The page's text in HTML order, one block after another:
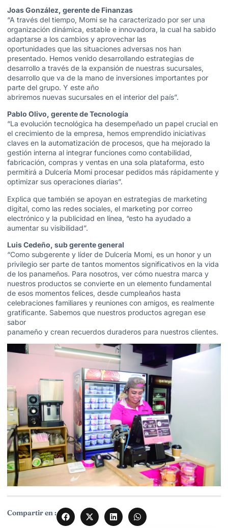
Joas González, gerente de Finanzas
“A través del tiempo, Momi se ha caracterizado por ser una
organización dinámica, estable e innovadora, la cual ha sabido
adaptarse a los cambios y aprovechar las
oportunidades que las situaciones adversas nos han
presentado. Hemos venido desarrollando estrategias de
desarrollo a través de la expansión de nuestras sucursales,
desarrollo que va de la mano de inversiones importantes por
parte del grupo. Y este año
abriremos nuevas sucursales en el interior del país”.
Pablo Olivo, gerente de Tecnología
“La evolución tecnológica ha desempeñado un papel crucial en
el crecimiento de la empresa, hemos emprendido iniciativas
claves en la automatización de procesos, que ha mejorado la
gestión interna al integrar funciones como contabilidad,
fabricación, compras y ventas en una sola plataforma, esto
permitirá a Dulcería Momi procesar pedidos más rápidamente y
optimizar sus operaciones diarias”.
Explica que también se apoyan en estrategias de marketing
digital, como las redes sociales, el marketing por correo
electrónico y la publicidad en línea, “esto ha ayudado a
aumentar su visibilidad”.
Luis Cedeño, sub gerente general
“Como subgerente y líder de Dulcería Momi, es un honor y un
privilegio ser parte de tantos momentos significativos en la vida
de los panameños. Para nosotros, ver cómo nuestra marca y
nuestros productos se convierte en un elemento fundamental
de esos momentos felices, desde cumpleaños hasta
celebraciones familiares y reuniones con amigos, es realmente
gratificante. Sabemos que nuestros productos agregan ese
sabor
panameño y crean recuerdos duraderos para nuestros clientes.
Compartir en :